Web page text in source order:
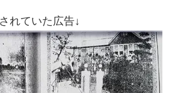
れていた広告↓